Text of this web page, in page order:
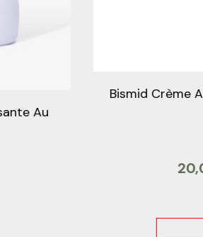
Lotion Bismid
45,00€